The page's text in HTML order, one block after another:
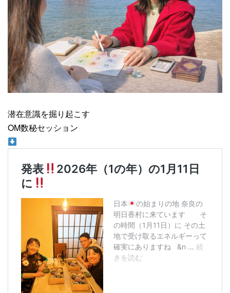
潜在意識を掘り起こす
OM数秘セッション